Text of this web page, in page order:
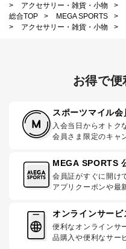
>
アクセサリー・雑貨・小物 >
総合TOP
> MEGA SPORTS >
>
アクセサリー・雑貨・小物 >
お得で便
スポーツマイル会
入会当日からオトク
会員さま限定のキャ
MEGA SPORTS
会員証がすぐに開け
アプリクーポンや最
オンラインサービ
便利なオンラインサ
品購入や便利なサー